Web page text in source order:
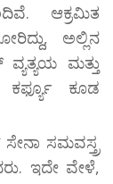
ಆಕ್ರಮಿತ
ಅಲ್ಲಿನ
ಮತ್ತು
ಕರ್ಫ್ಯೂ ಕೂಡ
ಸಮವಸ್ತ್ರ
ಇದೇ ವೇಳೆ,